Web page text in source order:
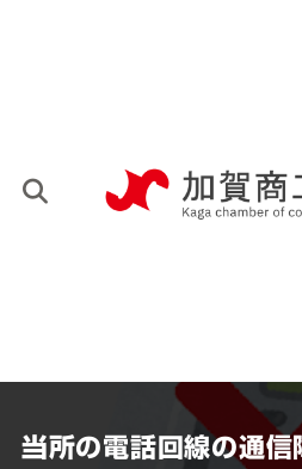
当所の電話回線の通信